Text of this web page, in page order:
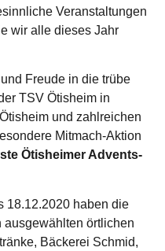
Veranstaltungen
wir alle dieses Jahr
Freude in die trübe
TSV Ötisheim in
und zahlreichen
Mitmach-Aktion
Ötisheimer Advents-
18.12.2020 haben die
örtlichen
Bäckerei Schmid,